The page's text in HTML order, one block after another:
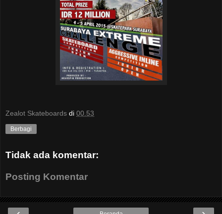
Zealot Skateboards di 00.53
Berbagi
Tidak ada komentar:
Posting Komentar